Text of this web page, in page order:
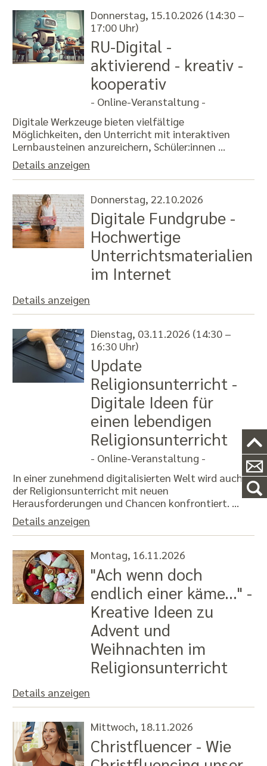
Donnerstag, 15.10.2026 (14:30 –
17:00 Uhr)
RU-Digital -
aktivierend - kreativ -
kooperativ
- Online-Veranstaltung -
Digitale Werkzeuge bieten vielfältige
Möglichkeiten, den Unterricht mit interaktiven
Lernbausteinen anzureichern, Schüler:innen …
Details anzeigen
Donnerstag, 22.10.2026
Digitale Fundgrube -
Hochwertige
Unterrichtsmaterialien
im Internet
Details anzeigen
Dienstag, 03.11.2026 (14:30 –
16:30 Uhr)
Update
Religionsunterricht -
Digitale Ideen für
einen lebendigen
Religionsunterricht
- Online-Veranstaltung -
In einer zunehmend digitalisierten Welt wird auch
der Religionsunterricht mit neuen
Herausforderungen und Chancen konfrontiert. …
Details anzeigen
Montag, 16.11.2026
"Ach wenn doch
endlich einer käme..." -
Kreative Ideen zu
Advent und
Weihnachten im
Religionsunterricht
Details anzeigen
Mittwoch, 18.11.2026
Christfluencer - Wie